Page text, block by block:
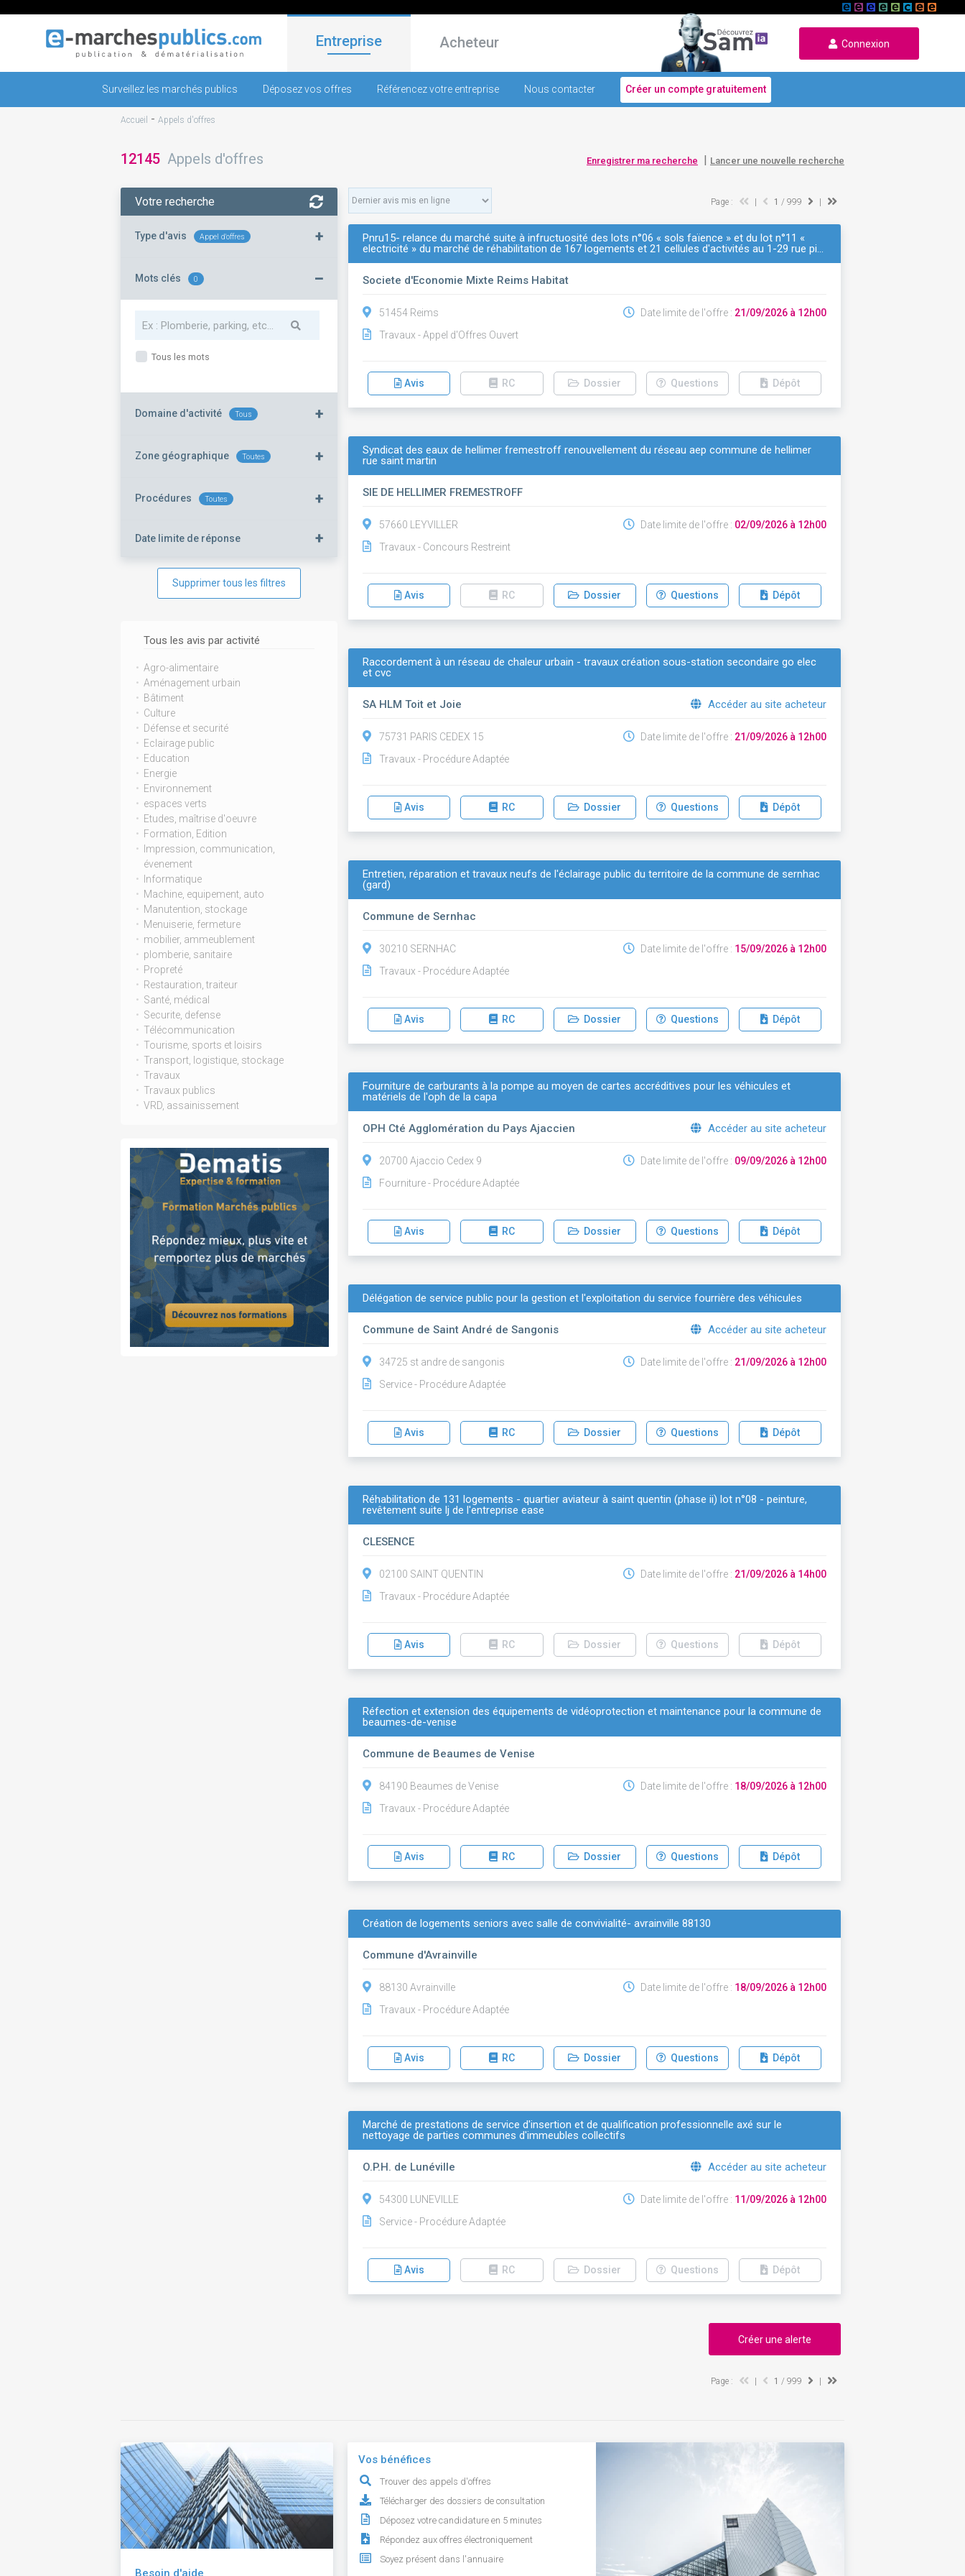
Entreprise Acheteur Connexion
Surveillez les marchés publics Déposez vos offres Référencez votre entreprise Nous contacter Créer un compte gratuitement
Accueil - Appels d'offres
12145 Appels d'offres Enregistrer ma recherche | Lancer une nouvelle recherche
Votre recherche
Type d'avis Appel d'offres +
Mots clés 0 –
Tous les mots
Domaine d'activité Tous +
Zone géographique Toutes +
Procédures Toutes +
Date limite de réponse +
Supprimer tous les filtres
Tous les avis par activité
Agro-alimentaire
Aménagement urbain
Bâtiment
Culture
Défense et securité
Eclairage public
Education
Energie
Environnement
espaces verts
Etudes, maîtrise d'oeuvre
Formation, Edition
Impression, communication,
évenement
Informatique
Machine, equipement, auto
Manutention, stockage
Menuiserie, fermeture
mobilier, ammeublement
plomberie, sanitaire
Propreté
Restauration, traiteur
Santé, médical
Securite, defense
Télécommunication
Tourisme, sports et loisirs
Transport, logistique, stockage
Travaux
Travaux publics
VRD, assainissement
Page : 1 / 999
Pnru15- relance du marché suite à infructuosité des lots n°06 « sols faïence » et du lot n°11 «
electricité » du marché de réhabilitation de 167 logements et 21 cellules d'activités au 1-29 rue pi…
Societe d'Economie Mixte Reims Habitat
51454 Reims
Travaux - Appel d'Offres Ouvert
Date limite de l'offre : 21/09/2026 à 12h00
Avis RC Dossier Questions Dépôt
Syndicat des eaux de hellimer fremestroff renouvellement du réseau aep commune de hellimer
rue saint martin
SIE DE HELLIMER FREMESTROFF
57660 LEYVILLER
Travaux - Concours Restreint
Date limite de l'offre : 02/09/2026 à 12h00
Avis RC Dossier Questions Dépôt
Raccordement à un réseau de chaleur urbain - travaux création sous-station secondaire go elec
et cvc
SA HLM Toit et Joie Accéder au site acheteur
75731 PARIS CEDEX 15
Travaux - Procédure Adaptée
Date limite de l'offre : 21/09/2026 à 12h00
Avis RC Dossier Questions Dépôt
Entretien, réparation et travaux neufs de l'éclairage public du territoire de la commune de sernhac
(gard)
Commune de Sernhac
30210 SERNHAC
Travaux - Procédure Adaptée
Date limite de l'offre : 15/09/2026 à 12h00
Avis RC Dossier Questions Dépôt
Fourniture de carburants à la pompe au moyen de cartes accréditives pour les véhicules et
matériels de l'oph de la capa
OPH Cté Agglomération du Pays Ajaccien Accéder au site acheteur
20700 Ajaccio Cedex 9
Fourniture - Procédure Adaptée
Date limite de l'offre : 09/09/2026 à 12h00
Avis RC Dossier Questions Dépôt
Délégation de service public pour la gestion et l'exploitation du service fourrière des véhicules
Commune de Saint André de Sangonis Accéder au site acheteur
34725 st andre de sangonis
Service - Procédure Adaptée
Date limite de l'offre : 21/09/2026 à 12h00
Avis RC Dossier Questions Dépôt
Réhabilitation de 131 logements - quartier aviateur à saint quentin (phase ii) lot n°08 - peinture,
revêtement suite lj de l'entreprise ease
CLESENCE
02100 SAINT QUENTIN
Travaux - Procédure Adaptée
Date limite de l'offre : 21/09/2026 à 14h00
Avis RC Dossier Questions Dépôt
Réfection et extension des équipements de vidéoprotection et maintenance pour la commune de
beaumes-de-venise
Commune de Beaumes de Venise
84190 Beaumes de Venise
Travaux - Procédure Adaptée
Date limite de l'offre : 18/09/2026 à 12h00
Avis RC Dossier Questions Dépôt
Création de logements seniors avec salle de convivialité- avrainville 88130
Commune d'Avrainville
88130 Avrainville
Travaux - Procédure Adaptée
Date limite de l'offre : 18/09/2026 à 12h00
Avis RC Dossier Questions Dépôt
Marché de prestations de service d'insertion et de qualification professionnelle axé sur le
nettoyage de parties communes d'immeubles collectifs
O.P.H. de Lunéville Accéder au site acheteur
54300 LUNEVILLE
Service - Procédure Adaptée
Date limite de l'offre : 11/09/2026 à 12h00
Avis RC Dossier Questions Dépôt
Créer une alerte
Page : 1 / 999
Besoin d'aide
Vos bénéfices
Trouver des appels d'offres
Télécharger des dossiers de consultation
Déposez votre candidature en 5 minutes
Répondez aux offres électroniquement
Soyez présent dans l'annuaire